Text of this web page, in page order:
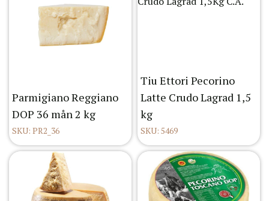
Parmigiano Reggiano
DOP 36 mån 2 kg
SKU: PR2_36
Tiu Ettori Pecorino
Latte Crudo Lagrad 1,5
kg
SKU: 5469